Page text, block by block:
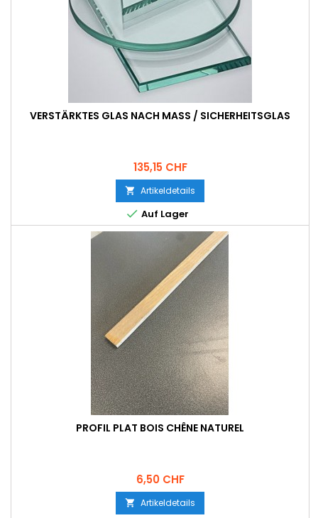
VERSTÄRKTES GLAS NACH MASS / SICHERHEITSGLAS
Preis
135,15 CHF
 Artikeldetails
 Auf Lager
PROFIL PLAT BOIS CHÊNE NATUREL
Preis
6,50 CHF
 Artikeldetails